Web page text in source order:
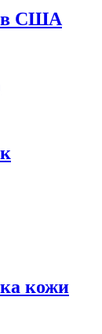
в США
кожи